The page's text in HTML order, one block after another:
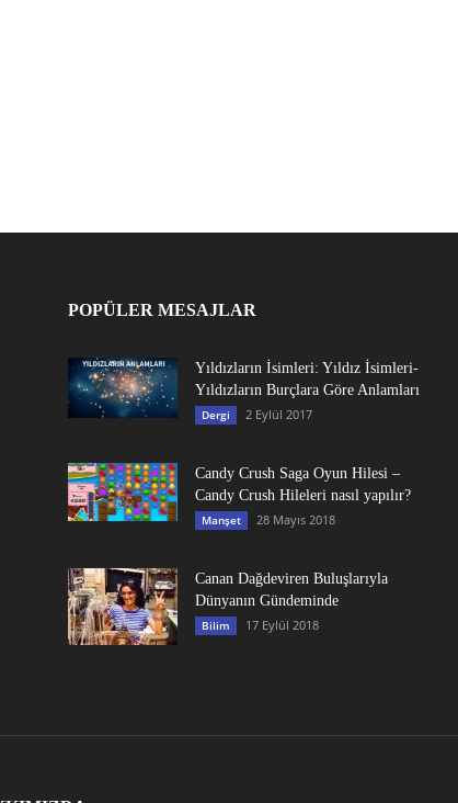
POPÜLER MESAJLAR
Yıldızların İsimleri: Yıldız İsimleri-
Yıldızların Burçlara Göre Anlamları
Dergi 2 Eylül 2017
Candy Crush Saga Oyun Hilesi –
Candy Crush Hileleri nasıl yapılır?
Manşet 28 Mayıs 2018
Canan Dağdeviren Buluşlarıyla
Dünyanın Gündeminde
Bilim 17 Eylül 2018